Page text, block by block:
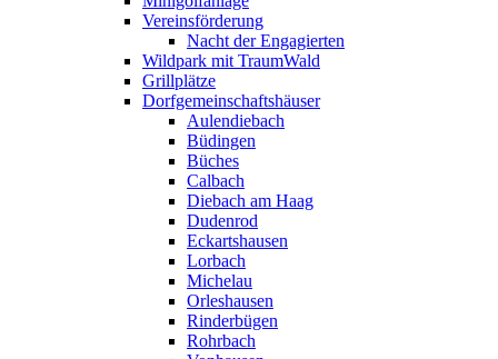
Vereinsförderung
Nacht der Engagierten
Wildpark mit TraumWald
Grillplätze
Dorfgemeinschaftshäuser
Aulendiebach
Büdingen
Büches
Calbach
Diebach am Haag
Dudenrod
Eckartshausen
Lorbach
Michelau
Orleshausen
Rinderbügen
Rohrbach